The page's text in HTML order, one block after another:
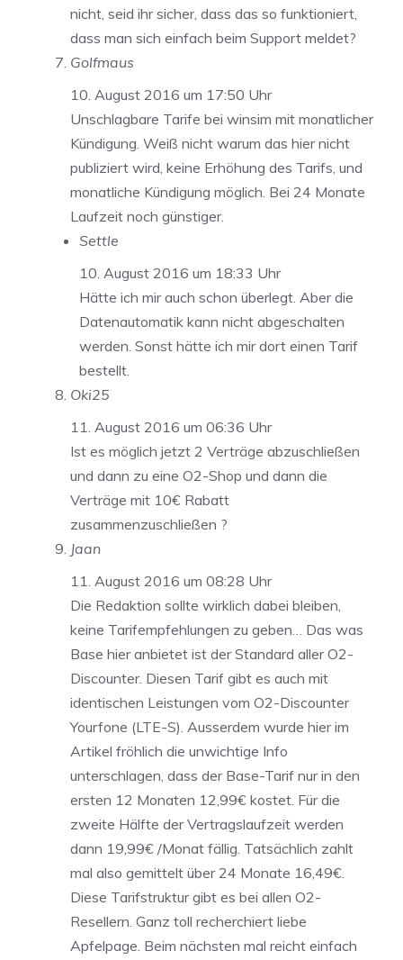
nicht, seid ihr sicher, dass das so funktioniert,
dass man sich einfach beim Support meldet?
Golfmaus
10. August 2016 um 17:50 Uhr
Unschlagbare Tarife bei winsim mit monatlicher
Kündigung. Weiß nicht warum das hier nicht
publiziert wird, keine Erhöhung des Tarifs, und
monatliche Kündigung möglich. Bei 24 Monate
Laufzeit noch günstiger.
Settle
10. August 2016 um 18:33 Uhr
Hätte ich mir auch schon überlegt. Aber die
Datenautomatik kann nicht abgeschalten
werden. Sonst hätte ich mir dort einen Tarif
bestellt.
Oki25
11. August 2016 um 06:36 Uhr
Ist es möglich jetzt 2 Verträge abzuschließen
und dann zu eine O2-Shop und dann die
Verträge mit 10€ Rabatt
zusammenzuschließen ?
Jaan
11. August 2016 um 08:28 Uhr
Die Redaktion sollte wirklich dabei bleiben,
keine Tarifempfehlungen zu geben… Das was
Base hier anbietet ist der Standard aller O2-
Discounter. Diesen Tarif gibt es auch mit
identischen Leistungen vom O2-Discounter
Yourfone (LTE-S). Ausserdem wurde hier im
Artikel fröhlich die unwichtige Info
unterschlagen, dass der Base-Tarif nur in den
ersten 12 Monaten 12,99€ kostet. Für die
zweite Hälfte der Vertragslaufzeit werden
dann 19,99€ /Monat fällig. Tatsächlich zahlt
mal also gemittelt über 24 Monate 16,49€.
Diese Tarifstruktur gibt es bei allen O2-
Resellern. Ganz toll recherchiert liebe
Apfelpage. Beim nächsten mal reicht einfach